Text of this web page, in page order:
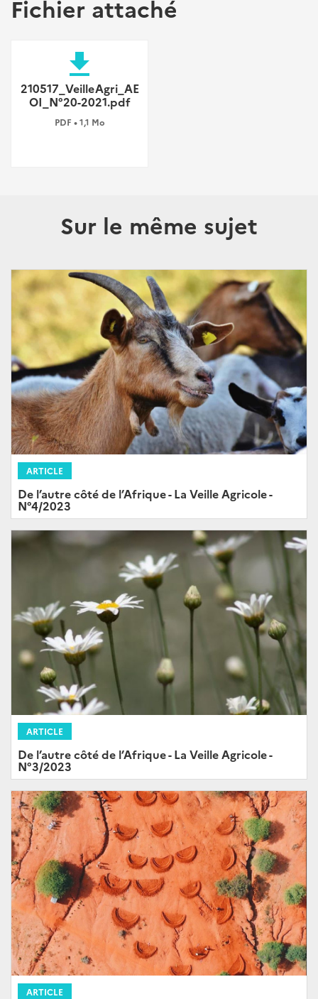
Fichier attaché
file_download
210517_VeilleAgri_AE
OI_N°20-2021.pdf
PDF • 1,1 Mo
Sur le même sujet
ARTICLE
De l’autre côté de l’Afrique - La Veille Agricole -
N°4/2023
ARTICLE
De l’autre côté de l’Afrique - La Veille Agricole -
N°3/2023
ARTICLE